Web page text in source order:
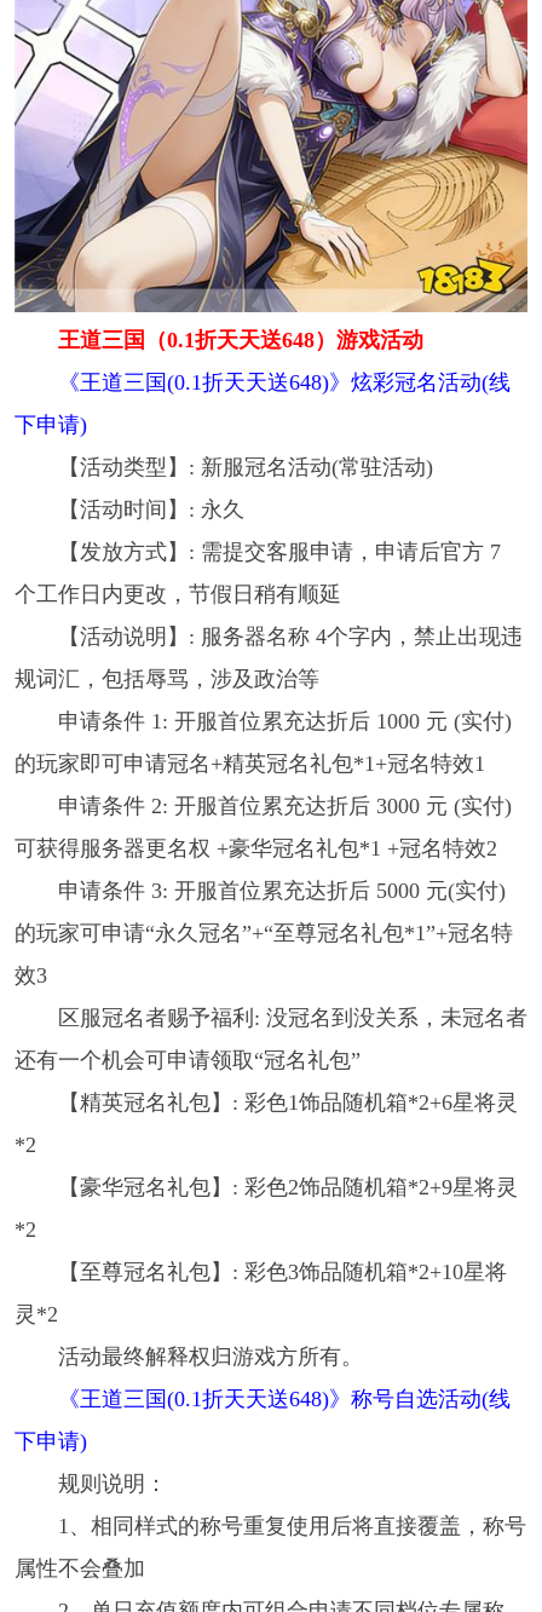
王道三国（0.1折天天送648）游戏活动
《王道三国(0.1折天天送648)》炫彩冠名活动(线
下申请)
【活动类型】: 新服冠名活动(常驻活动)
【活动时间】: 永久
【发放方式】: 需提交客服申请，申请后官方 7
个工作日内更改，节假日稍有顺延
【活动说明】: 服务器名称 4个字内，禁止出现违
规词汇，包括辱骂，涉及政治等
申请条件 1: 开服首位累充达折后 1000 元 (实付)
的玩家即可申请冠名+精英冠名礼包*1+冠名特效1
申请条件 2: 开服首位累充达折后 3000 元 (实付)
可获得服务器更名权 +豪华冠名礼包*1 +冠名特效2
申请条件 3: 开服首位累充达折后 5000 元(实付)
的玩家可申请“永久冠名”+“至尊冠名礼包*1”+冠名特
效3
区服冠名者赐予福利: 没冠名到没关系，未冠名者
还有一个机会可申请领取“冠名礼包”
【精英冠名礼包】: 彩色1饰品随机箱*2+6星将灵
*2
【豪华冠名礼包】: 彩色2饰品随机箱*2+9星将灵
*2
【至尊冠名礼包】: 彩色3饰品随机箱*2+10星将
灵*2
活动最终解释权归游戏方所有。
《王道三国(0.1折天天送648)》称号自选活动(线
下申请)
规则说明：
1、相同样式的称号重复使用后将直接覆盖，称号
属性不会叠加